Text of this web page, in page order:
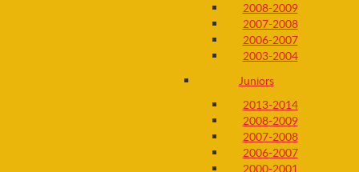
2008-2009
2007-2008
2006-2007
2003-2004
Juniors
2013-2014
2008-2009
2007-2008
2006-2007
2000-2001